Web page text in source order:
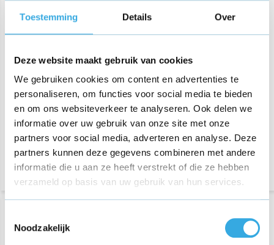
Toestemming Details Over
Deze website maakt gebruik van cookies
We gebruiken cookies om content en advertenties te
personaliseren, om functies voor social media te bieden
en om ons websiteverkeer te analyseren. Ook delen we
informatie over uw gebruik van onze site met onze
partners voor social media, adverteren en analyse. Deze
partners kunnen deze gegevens combineren met andere
informatie die u aan ze heeft verstrekt of die ze hebben
verzameld op basis van uw gebruik van hun services.
Noodzakelijk
Huawei USB-C
€ 14,95
Originele USB snellader 9V
€ 19,95
Aansluiting: USB-A
Vermogen: 15 W